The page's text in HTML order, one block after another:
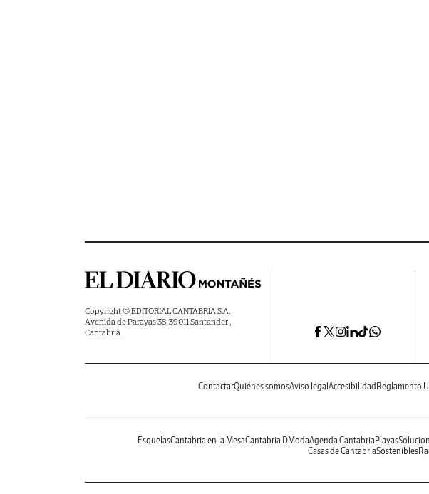
Copyright © EDITORIAL CANTABRIA S.A.
Avenida de Parayas 38, 39011 Santander ,
Cantabria
ContactarQuiénes somosAviso legal Accesibilidad Reglamento
EsquelasCantabria en la MesaCantabria DModaAgenda Cantabria Playas
Casas de CantabriaSostenibles